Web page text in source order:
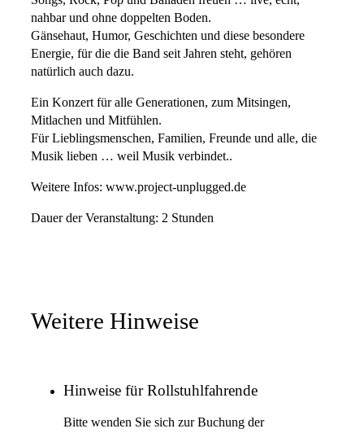
nahbar und ohne doppelten Boden.
Gänsehaut, Humor, Geschichten und diese besondere
Energie, für die die Band seit Jahren steht, gehören
natürlich auch dazu.
Ein Konzert für alle Generationen, zum Mitsingen,
Mitlachen und Mitfühlen.
Für Lieblingsmenschen, Familien, Freunde und alle, die
Musik lieben … weil Musik verbindet..
Weitere Infos: www.project-unplugged.de
Dauer der Veranstaltung: 2 Stunden
Weitere Hinweise
Hinweise für Rollstuhlfahrende
Bitte wenden Sie sich zur Buchung der